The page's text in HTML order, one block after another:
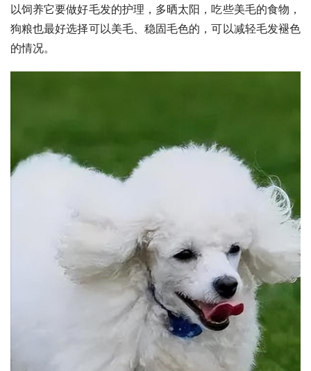
以饲养它要做好毛发的护理，多晒太阳，吃些美毛的食物，
狗粮也最好选择可以美毛、稳固毛色的，可以减轻毛发褪色
的情况。